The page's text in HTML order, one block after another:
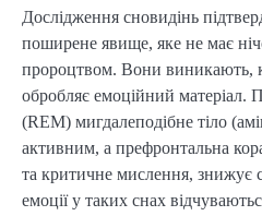
Дослідження сновидінь
поширене явище, яке не має
пророцтвом. Вони виникають,
обробляє емоційний матеріал.
(REM) мигдалеподібне тіло
активним, а префронтальна
та критичне мислення, знижує
емоції у таких снах